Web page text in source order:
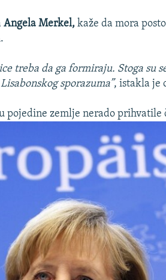
Angela Merkel,kaže da mora
treba da ga formiraju. Stoga su
sporazuma”, istakla je
pojedine zemlje nerado prihvatile